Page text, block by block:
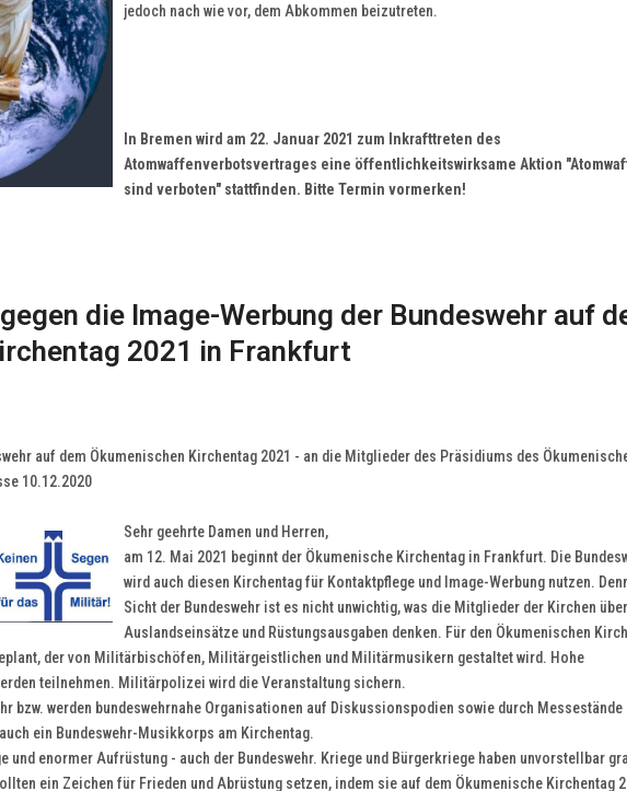
jedoch nach wie vor, dem Abkommen beizutreten.
In Bremen wird am 22. Januar 2021 zum Inkrafttreten des
Atomwaffenverbotsvertrages eine öffentlichkeitswirksame Aktion
sind verboten" stattfinden. Bitte Termin vormerken!
gegen die Image-Werbung der Bundeswehr auf
2021 in Frankfurt
auf dem Ökumenischen Kirchentag 2021 - an die Mitglieder des Präsidiums des
10.12.2020
Sehr geehrte Damen und Herren,
am 12. Mai 2021 beginnt der Ökumenische Kirchentag in Frankfurt. Die
wird auch diesen Kirchentag für Kontaktpflege und Image-Werbung nutzen.
Sicht der Bundeswehr ist es nicht unwichtig, was die Mitglieder der Kirchen über
Auslandseinsätze und Rüstungsausgaben denken. Für den Ökumenischen
der von Militärbischöfen, Militärgeistlichen und Militärmusikern gestaltet wird. Hohe
teilnehmen. Militärpolizei wird die Veranstaltung sichern.
bzw. werden bundeswehrnahe Organisationen auf Diskussionspodien sowie durch Messestände
ein Bundeswehr-Musikkorps am Kirchentag.
und enormer Aufrüstung - auch der Bundeswehr. Kriege und Bürgerkriege haben unvorstellbar
ein Zeichen für Frieden und Abrüstung setzen, indem sie auf dem Ökumenische Kirchentag